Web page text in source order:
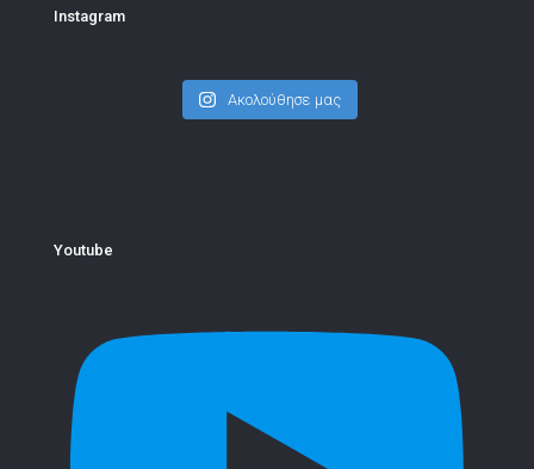
Instagram
Ακολούθησε μας
Youtube